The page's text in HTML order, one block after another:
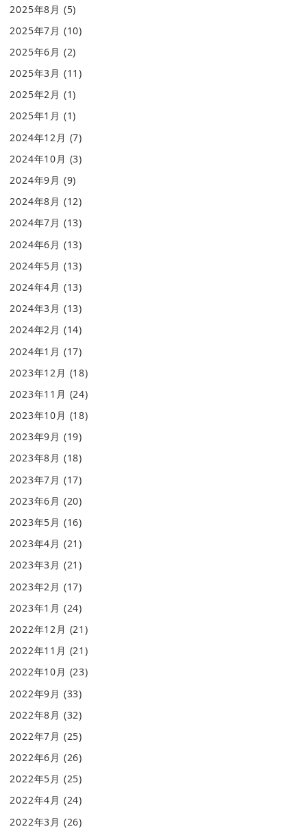
2025年8月 (5)
2025年7月 (10)
2025年6月 (2)
2025年3月 (11)
2025年2月 (1)
2025年1月 (1)
2024年12月 (7)
2024年10月 (3)
2024年9月 (9)
2024年8月 (12)
2024年7月 (13)
2024年6月 (13)
2024年5月 (13)
2024年4月 (13)
2024年3月 (13)
2024年2月 (14)
2024年1月 (17)
2023年12月 (18)
2023年11月 (24)
2023年10月 (18)
2023年9月 (19)
2023年8月 (18)
2023年7月 (17)
2023年6月 (20)
2023年5月 (16)
2023年4月 (21)
2023年3月 (21)
2023年2月 (17)
2023年1月 (24)
2022年12月 (21)
2022年11月 (21)
2022年10月 (23)
2022年9月 (33)
2022年8月 (32)
2022年7月 (25)
2022年6月 (26)
2022年5月 (25)
2022年4月 (24)
2022年3月 (26)